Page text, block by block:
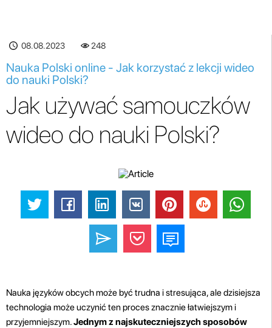
08.08.2023 248
Nauka Polski online - Jak korzystać z lekcji wideo
do nauki Polski?
Jak używać samouczków
wideo do nauki Polski?
Nauka języków obcych może być trudna i stresująca, ale dzisiejsza
technologia może uczynić ten proces znacznie łatwiejszym i
przyjemniejszym.Jednym z najskuteczniejszych sposobów